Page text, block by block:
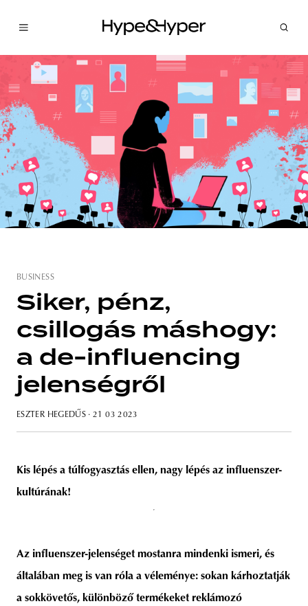
budapest poland
BUSINESS
Siker, pénz,
csillogás máshogy:
a de-influencing
jelenségről
ESZTER HEGEDŰS · 21 03 2023
Kis lépés a túlfogyasztás ellen, nagy lépés az influenszer-
kultúrának!
Az influenszer-jelenséget mostanra mindenki ismeri, és
általában meg is van róla a véleménye: sokan kárhoztatják
a sokkövetős, különböző termékeket reklámozó